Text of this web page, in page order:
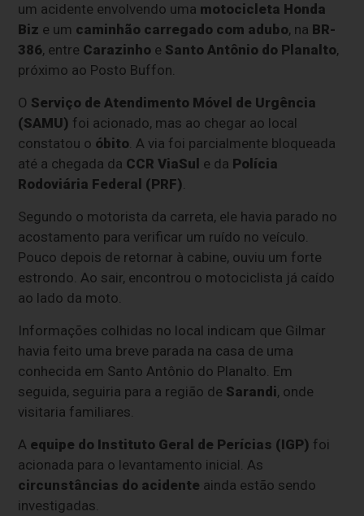
um acidente envolvendo uma motocicleta Honda
Biz e um caminhão carregado com adubo, na BR-
386, entre Carazinho e Santo Antônio do Planalto,
próximo ao Posto Buffon.
O Serviço de Atendimento Móvel de Urgência
(SAMU) foi acionado, mas ao chegar ao local
constatou o óbito. A via foi parcialmente bloqueada
até a chegada da CCR ViaSul e da Polícia
Rodoviária Federal (PRF).
Segundo o motorista da carreta, ele havia parado no
acostamento para verificar um ruído no veículo.
Pouco depois de retornar à cabine, ouviu um forte
estrondo. Ao sair, encontrou o motociclista já caído
ao lado da moto.
Informações colhidas no local indicam que Gilmar
havia feito uma breve parada na casa de uma
conhecida em Santo Antônio do Planalto. Em
seguida, seguiria para a região de Sarandi, onde
visitaria familiares.
A equipe do Instituto Geral de Perícias (IGP) foi
acionada para o levantamento inicial. As
circunstâncias do acidente ainda estão sendo
investigadas.